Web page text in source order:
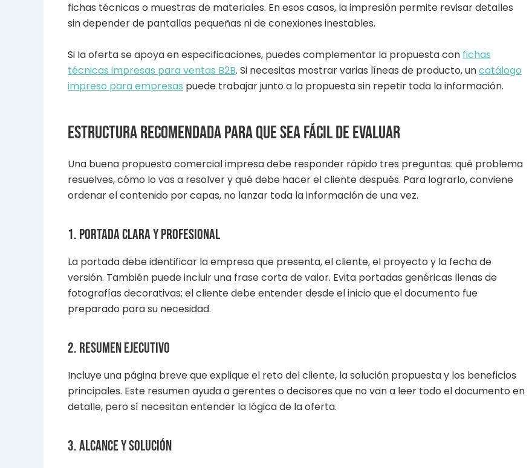
fichas técnicas o muestras de materiales. En esos casos, la impresión permite revisar detalles
sin depender de pantallas pequeñas ni de conexiones inestables.
Si la oferta se apoya en especificaciones, puedes complementar la propuesta con fichas
técnicas impresas para ventas B2B. Si necesitas mostrar varias líneas de producto, uncatálogo
impreso para empresas puede trabajar junto a la propuesta sin repetir toda la información.
Estructura recomendada para que sea fácil de evaluar
Una buena propuesta comercial impresa debe responder rápido tres preguntas: qué problema
resuelves, cómo lo vas a resolver y qué debe hacer el cliente después. Para lograrlo, conviene
ordenar el contenido por capas, no lanzar toda la información de una vez.
1. Portada clara y profesional
La portada debe identificar la empresa que presenta, el cliente, el proyecto y la fecha de
versión. También puede incluir una frase corta de valor. Evita portadas genéricas llenas de
fotografías decorativas; el cliente debe entender desde el inicio que el documento fue
preparado para su necesidad.
2. Resumen ejecutivo
Incluye una página breve que explique el reto del cliente, la solución propuesta y los beneficios
principales. Este resumen ayuda a gerentes o decisores que no van a leer todo el documento en
detalle, pero sí necesitan entender la lógica de la oferta.
3. Alcance y solución